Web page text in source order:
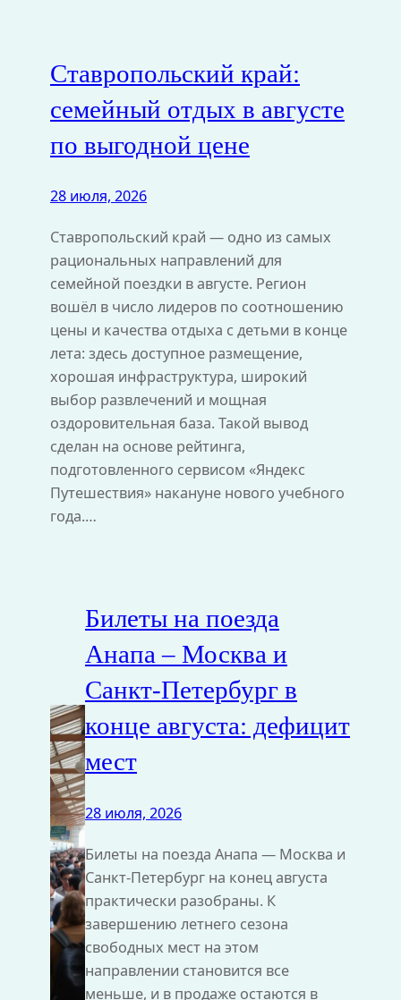
Ставропольский край:
семейный отдых в августе
по выгодной цене
28 июля, 2026
Ставропольский край — одно из самых
рациональных направлений для
семейной поездки в августе. Регион
вошёл в число лидеров по соотношению
цены и качества отдыха с детьми в конце
лета: здесь доступное размещение,
хорошая инфраструктура, широкий
выбор развлечений и мощная
оздоровительная база. Такой вывод
сделан на основе рейтинга,
подготовленного сервисом «Яндекс
Путешествия» накануне нового учебного
года.…
Билеты на поезда
Анапа – Москва и
Санкт‑Петербург в
конце августа: дефицит
мест
28 июля, 2026
Билеты на поезда Анапа — Москва и
Санкт‑Петербург на конец августа
практически разобраны. К
завершению летнего сезона
свободных мест на этом
направлении становится все
меньше, и в продаже остаются в